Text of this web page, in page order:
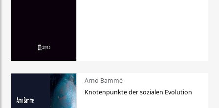
Arno Bammé
Knotenpunkte der sozialen Evolution